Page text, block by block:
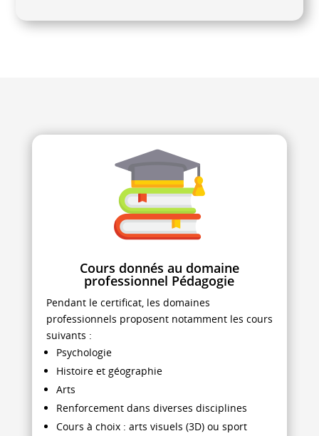
Cours donnés au domaine
professionnel Pédagogie
Pendant le certificat, les domaines
professionnels proposent notamment les cours
suivants :
Psychologie
Histoire et géographie
Arts
Renforcement dans diverses disciplines
Cours à choix : arts visuels (3D) ou sport